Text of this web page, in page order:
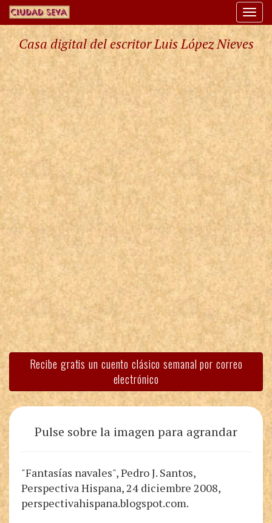
Casa digital del escritor Luis López Nieves
Recibe gratis un cuento clásico semanal por correo
electrónico
Pulse sobre la imagen para agrandar
"Fantasías navales", Pedro J. Santos,
Perspectiva Hispana, 24 diciembre 2008,
perspectivahispana.blogspot.com.